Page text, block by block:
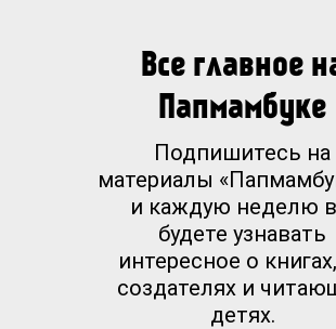
Все главное
Папмамбуке
Подпишитесь на
материалы
и каждую неделю
будете узнавать
интересное о
создателях и
детях.